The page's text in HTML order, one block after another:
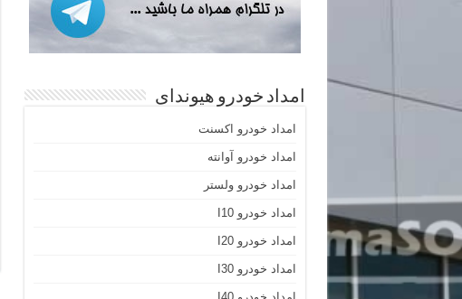
امداد خودرو هیوندای
امداد خودرو اکسنت
امداد خودرو آوانته
امداد خودرو ولستر
امداد خودرو I10
امداد خودرو I20
امداد خودرو I30